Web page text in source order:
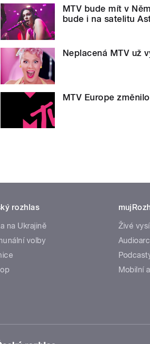
MTV bude mít v
bude i na satelitu
Neplacená MTV už
MTV Europe
rozhlas
na Ukrajině
volby
Živé
Mobilní